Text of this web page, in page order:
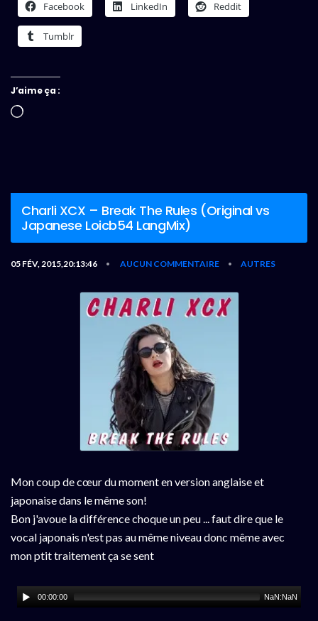
Facebook LinkedIn Reddit
Tumblr
J’aime ça :
Chargement…
Charli XCX – Break The Rules (Original vs
Japanese Loicb54 LangMix)
05 FÉV, 2015,20:13:46 • AUCUN COMMENTAIRE • AUTRES
Mon coup de cœur du moment en version anglaise et
japonaise dans le même son!
Bon j'avoue la différence choque un peu ... faut dire que le
vocal japonais n'est pas au même niveau donc même avec
mon ptit traitement ça se sent
00:00:00 NaN:NaN